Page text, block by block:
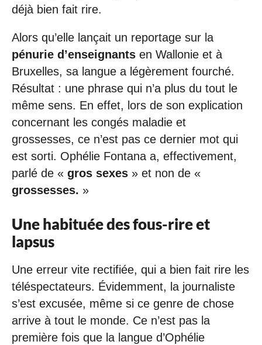
déjà bien fait rire.
Alors qu’elle lançait un reportage sur la
pénurie d’enseignants en Wallonie et à
Bruxelles, sa langue a légèrement fourché.
Résultat : une phrase qui n’a plus du tout le
même sens. En effet, lors de son explication
concernant les congés maladie et
grossesses, ce n’est pas ce dernier mot qui
est sorti. Ophélie Fontana a, effectivement,
parlé de « gros sexes » et non de «
grossesses. »
Une habituée des fous-rire et
lapsus
Une erreur vite rectifiée, qui a bien fait rire les
téléspectateurs. Évidemment, la journaliste
s’est excusée, même si ce genre de chose
arrive à tout le monde. Ce n’est pas la
première fois que la langue d’Ophélie